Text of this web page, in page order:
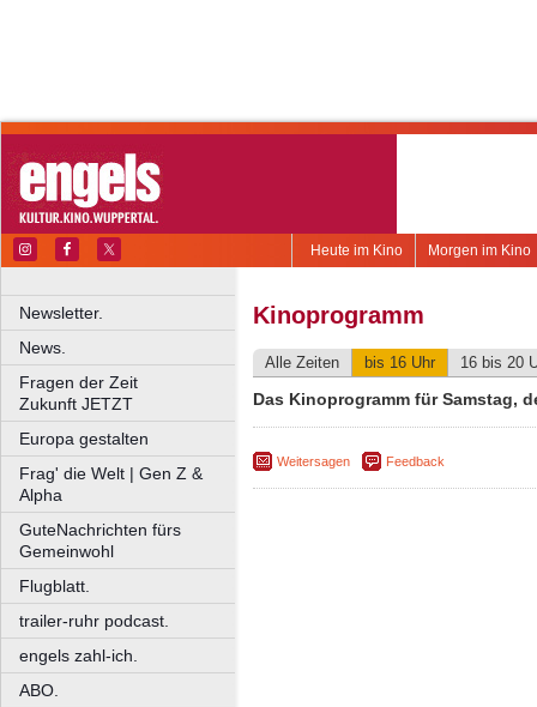
Morgen im Kino
Heute im Kino
Newsletter.
News.
Fragen der Zeit
Zukunft JETZT
Europa gestalten
Frag' die Welt | Gen Z &
Alpha
GuteNachrichten fürs
Gemeinwohl
Flugblatt.
trailer-ruhr podcast.
engels zahl-ich.
ABO.
Kinoprogramm
Alle Zeiten bis 16 Uhr 16 bis 20
Das Kinoprogramm für Samstag,
Weitersagen Feedback